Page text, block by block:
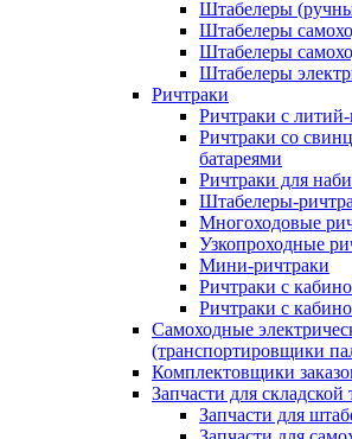
Штабелеры
Штабелеры
Штабелеры
Штабелеры
Ричтраки
Ричтраки с
Ричтраки со
батареями
Ричтраки для
Штабелеры-
Многоходовые
Узкопроходные
Мини-ричтраки
Ричтраки с
Ричтраки с
Самоходные
(транспортировщики
Комплектовщики
Запчасти для складской
Запчасти для